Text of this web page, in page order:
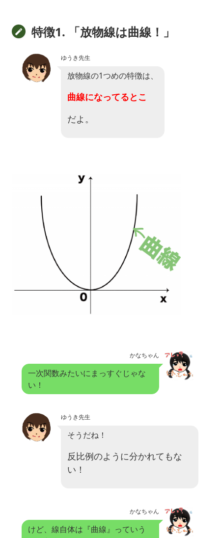
特徴1. 「放物線は曲線！」
ゆうき先生
放物線の1つめの特徴は、
曲線になってるとこ
だよ。
かなちゃん
一次関数みたいにまっすぐじゃな
い！
ゆうき先生
そうだね！
反比例のように分かれてもな
い！
かなちゃん
けど、線自体は『曲線』っていう